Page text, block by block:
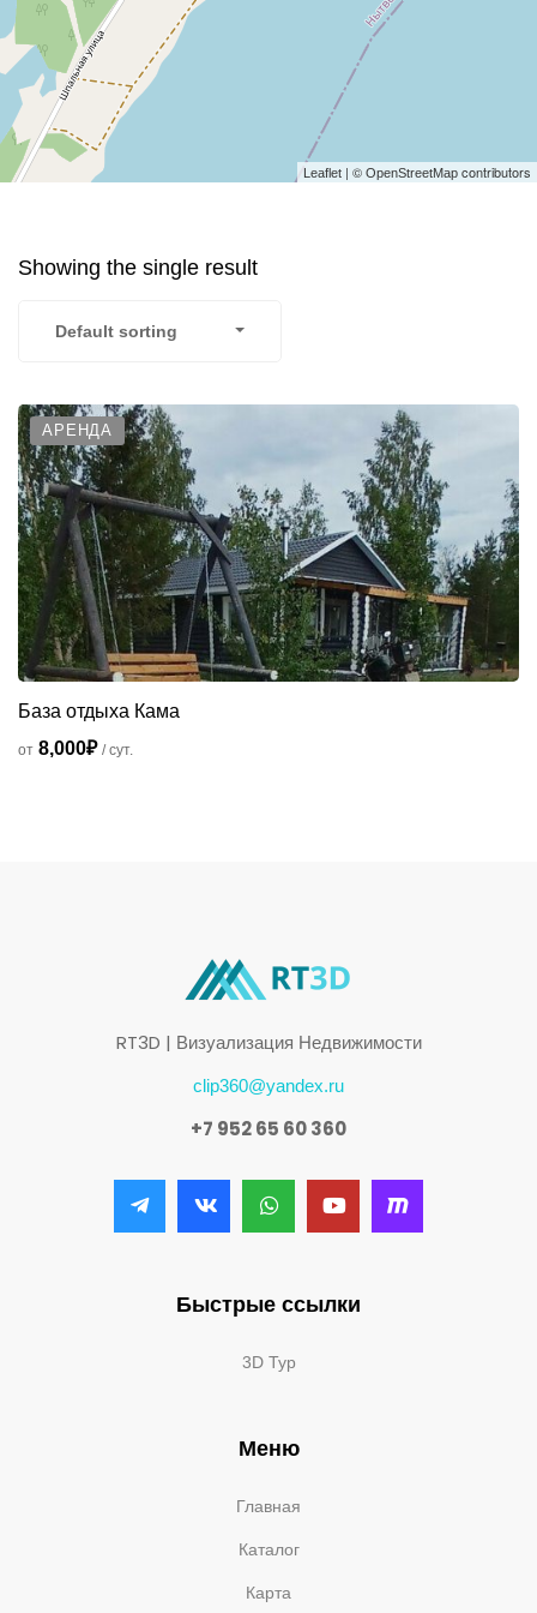
Leaflet | © OpenStreetMap contributors
Showing the single result
Default sorting
АРЕНДА
База отдыха Кама
от 8,000₽ / сут.
RT3D | Визуализация Недвижимости
clip360@yandex.ru
+7 952 65 60 360
Быстрые ссылки
3D Тур
Меню
Главная
Каталог
Карта